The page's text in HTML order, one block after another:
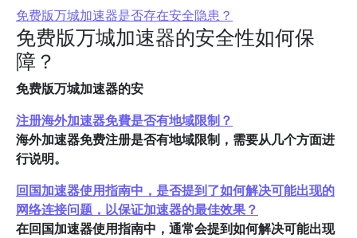
免费版万城加速器是否存在安全隐患？
免费版万城加速器的安全性如何保
障？
免费版万城加速器的安
注册海外加速器免費是否有地域限制？
海外加速器免费注册是否有地域限制，需要从几个方面进
行说明。
回国加速器使用指南中，是否提到了如何解决可能出现的
网络连接问题，以保证加速器的最佳效果？
在回国加速器使用指南中，通常会提到如何解决可能出现